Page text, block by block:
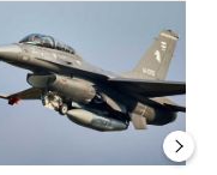
"Milei, listo para 'atajar'